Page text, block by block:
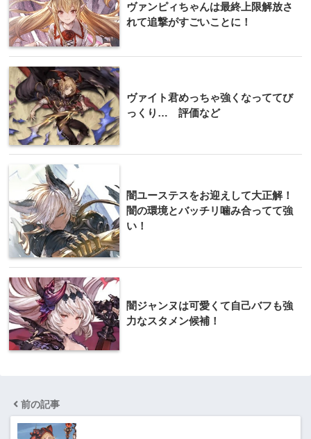
ヴァンピィちゃんは最終上限解放さ
れて追撃がすごいことに！
ヴァイト君めっちゃ強くなっててび
っくり… 評価など
闇ユーステスをお迎えして大正解！
闇の環境とバッチリ噛み合ってて強
い！
闇ジャンヌは可愛くて自己バフも強
力なスタメン候補！
前の記事